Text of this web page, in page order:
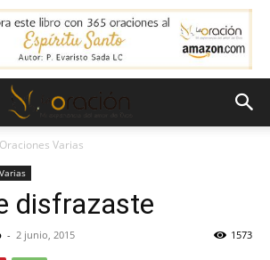
Oraciones Varias
disfrazaste
- 2 junio, 2015 1573